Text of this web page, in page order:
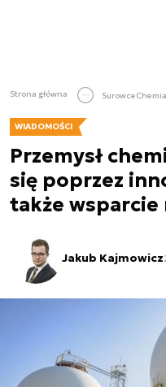
Strona główna SurowceChemia
WIADOMOŚCI
Przemysł
się poprzez
także
Jakub Kajmowicz